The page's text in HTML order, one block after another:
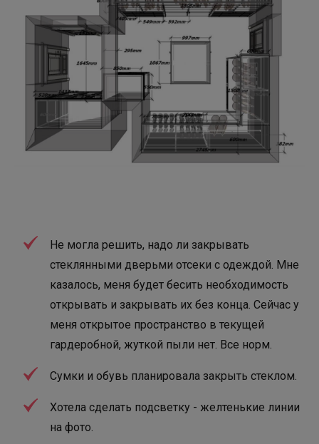
Не могла решить, надо ли закрывать
стеклянными дверьми отсеки с одеждой. Мне
казалось, меня будет бесить необходимость
открывать и закрывать их без конца. Сейчас у
меня открытое пространство в текущей
гардеробной, жуткой пыли нет. Все норм.
Сумки и обувь планировала закрыть стеклом.
Хотела сделать подсветку - желтенькие линии
на фото.